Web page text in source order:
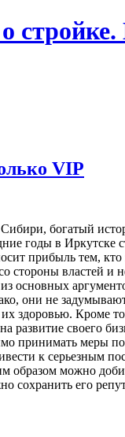
VIP
богатый
годы в Иркутске
прибыль тем,
стороны властей
основных
они не
здоровью. Кроме
развитие
принимать
к серьезным
образом можно
сохранить его